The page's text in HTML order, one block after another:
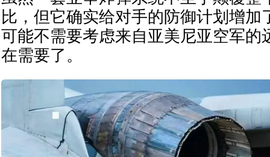
比，但它确实给对手的防御计划增加
可能不需要考虑来自亚美尼亚空军的
在需要了。